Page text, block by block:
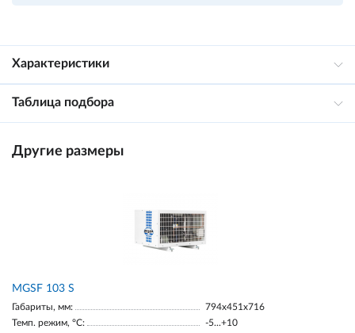
Характеристики
Таблица подбора
Другие размеры
MGSF 103 S
Габариты, мм:
794x451x716
Темп. режим, °С:
-5...+10